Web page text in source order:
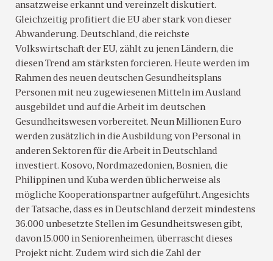
ansatzweise erkannt und vereinzelt diskutiert.
Gleichzeitig profitiert die EU aber stark von dieser
Abwanderung. Deutschland, die reichste
Volkswirtschaft der EU, zählt zu jenen Ländern, die
diesen Trend am stärksten forcieren. Heute werden im
Rahmen des neuen deutschen Gesundheitsplans
Personen mit neu zugewiesenen Mitteln im Ausland
ausgebildet und auf die Arbeit im deutschen
Gesundheitswesen vorbereitet. Neun Millionen Euro
werden zusätzlich in die Ausbildung von Personal in
anderen Sektoren für die Arbeit in Deutschland
investiert. Kosovo, Nordmazedonien, Bosnien, die
Philippinen und Kuba werden üblicherweise als
mögliche Kooperationspartner aufgeführt. Angesichts
der Tatsache, dass es in Deutschland derzeit mindestens
36.000 unbesetzte Stellen im Gesundheitswesen gibt,
davon 15.000 in Seniorenheimen, überrascht dieses
Projekt nicht. Zudem wird sich die Zahl der